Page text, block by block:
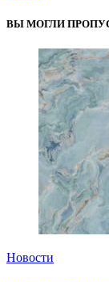
ВЫ МОГЛИ
Новости